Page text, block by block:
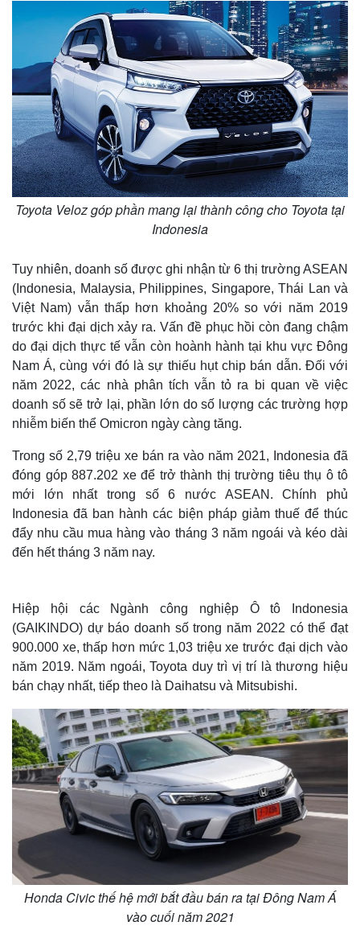
Quan sát
Cuộc sống đó đây
Hồ sơ
Multimedia
Video
Ảnh
E-Magazine
Infographic
Toyota Veloz góp phần mang lại thành công cho Toyota tại
Indonesia
Tuy nhiên, doanh số được ghi nhận từ 6 thị trường ASEAN
(Indonesia, Malaysia, Philippines, Singapore, Thái Lan và
Việt Nam) vẫn thấp hơn khoảng 20% so với năm 2019
trước khi đại dịch xảy ra. Vấn đề phục hồi còn đang chậm
do đại dịch thực tế vẫn còn hoành hành tại khu vực Đông
Nam Á, cùng với đó là sự thiếu hụt chip bán dẫn. Đối với
năm 2022, các nhà phân tích vẫn tỏ ra bi quan về việc
doanh số sẽ trở lại, phần lớn do số lượng các trường hợp
nhiễm biến thể Omicron ngày càng tăng.
Trong số 2,79 triệu xe bán ra vào năm 2021, Indonesia đã
đóng góp 887.202 xe để trở thành thị trường tiêu thụ ô tô
mới lớn nhất trong số 6 nước ASEAN. Chính phủ
Indonesia đã ban hành các biện pháp giảm thuế để thúc
đẩy nhu cầu mua hàng vào tháng 3 năm ngoái và kéo dài
đến hết tháng 3 năm nay.
Hiệp hội các Ngành công nghiệp Ô tô Indonesia
(GAIKINDO) dự báo doanh số trong năm 2022 có thể đạt
900.000 xe, thấp hơn mức 1,03 triệu xe trước đại dịch vào
năm 2019. Năm ngoái, Toyota duy trì vị trí là thương hiệu
bán chạy nhất, tiếp theo là Daihatsu và Mitsubishi.
Honda Civic thế hệ mới bắt đầu bán ra tại Đông Nam Á
vào cuối năm 2021